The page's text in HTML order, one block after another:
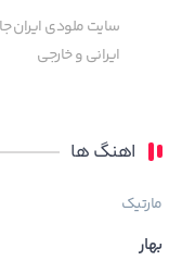
سایت ملودی ایران
ایرانی و خارجی
اهنگ ها
مارتیک
بهار